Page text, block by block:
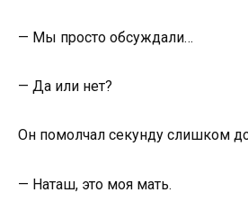
— Мы просто обсуждали…
— Да или нет?
Он помолчал секунду слишком
— Наташ, это моя мать.